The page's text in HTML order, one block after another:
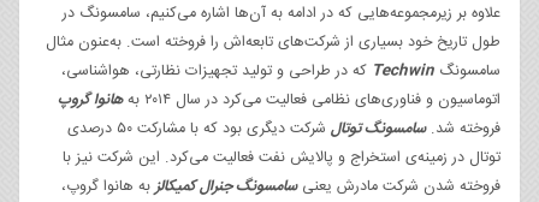
علاوه بر زیرمجموعه‌هایی که در ادامه به آن‌ها اشاره می‌کنیم، سامسونگ در
طول تاریخ خود بسیاری از شرکت‌های تابعه‌اش را فروخته است. به‌عنون مثال
سامسونگ Techwin که در طراحی و تولید تجهیزات نظارتی، هواشناسی،
اتوماسیون و فناوری‌های نظامی فعالیت می‌کرد در سال ۲۰۱۴ به
هانوا گروپ
فروخته شد.سامسونگ توتال
شرکت دیگری بود که با مشارکت ۵۰ درصدی
توتال در زمینه‌ی استخراج و پالایش نفت فعالیت می‌کرد. این شرکت نیز با
فروخته شدن شرکت مادرش یعنیسامسونگ جنرال کمیکالزبه هانوا گروپ،